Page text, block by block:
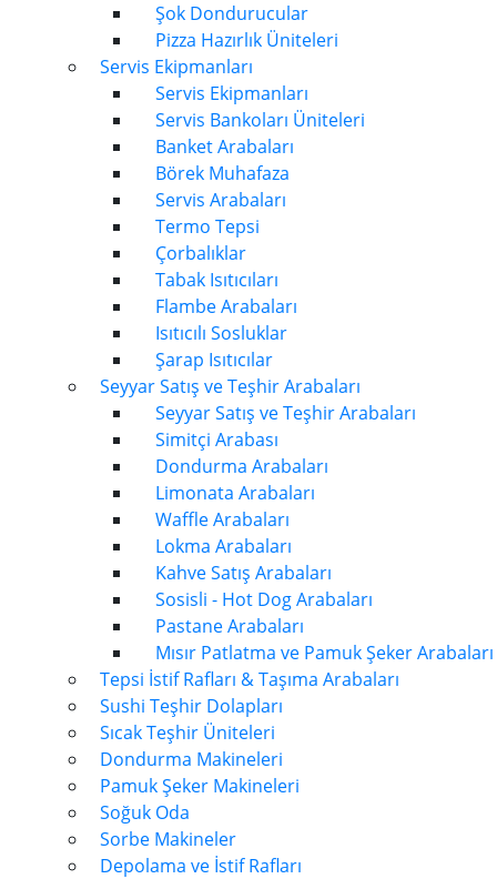
Şok Dondurucular
Pizza Hazırlık Üniteleri
Servis Ekipmanları
Servis Ekipmanları
Servis Bankoları Üniteleri
Banket Arabaları
Börek Muhafaza
Servis Arabaları
Termo Tepsi
Çorbalıklar
Tabak Isıtıcıları
Flambe Arabaları
Isıtıcılı Sosluklar
Şarap Isıtıcılar
Seyyar Satış ve Teşhir Arabaları
Seyyar Satış ve Teşhir Arabaları
Simitçi Arabası
Dondurma Arabaları
Limonata Arabaları
Waffle Arabaları
Lokma Arabaları
Kahve Satış Arabaları
Sosisli - Hot Dog Arabaları
Pastane Arabaları
Mısır Patlatma ve Pamuk Şeker Arabaları
Tepsi İstif Rafları & Taşıma Arabaları
Sushi Teşhir Dolapları
Sıcak Teşhir Üniteleri
Dondurma Makineleri
Pamuk Şeker Makineleri
Soğuk Oda
Sorbe Makineler
Depolama ve İstif Rafları